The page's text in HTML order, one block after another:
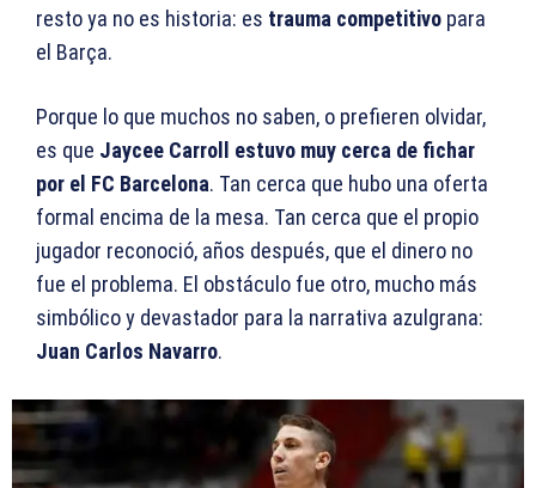
resto ya no es historia: es trauma competitivo para
el Barça.
Porque lo que muchos no saben, o prefieren olvidar,
es que Jaycee Carroll estuvo muy cerca de fichar
por el FC Barcelona. Tan cerca que hubo una oferta
formal encima de la mesa. Tan cerca que el propio
jugador reconoció, años después, que el dinero no
fue el problema. El obstáculo fue otro, mucho más
simbólico y devastador para la narrativa azulgrana:
Juan Carlos Navarro.